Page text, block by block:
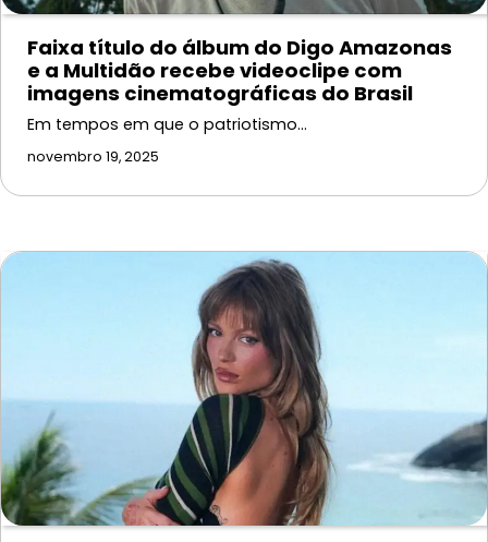
Faixa título do álbum do Digo Amazonas
e a Multidão recebe videoclipe com
imagens cinematográficas do Brasil
Em tempos em que o patriotismo…
novembro 19, 2025